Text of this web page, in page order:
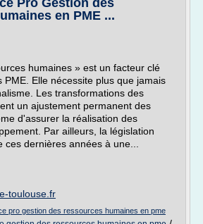
Pro Gestion des
en PME ...
humaines » est un facteur clé
PME. Elle nécessite plus que jamais
Les transformations des
un ajustement permanent des
d'assurer la réalisation des
Par ailleurs, la législation
ces dernières années à une...
toulouse.fr
pro gestion des ressources humaines en pme